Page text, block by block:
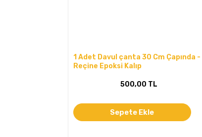
1 Adet Davul çanta 30 Cm Çapında -
Reçine Epoksi Kalıp
500,00 TL
Sepete Ekle